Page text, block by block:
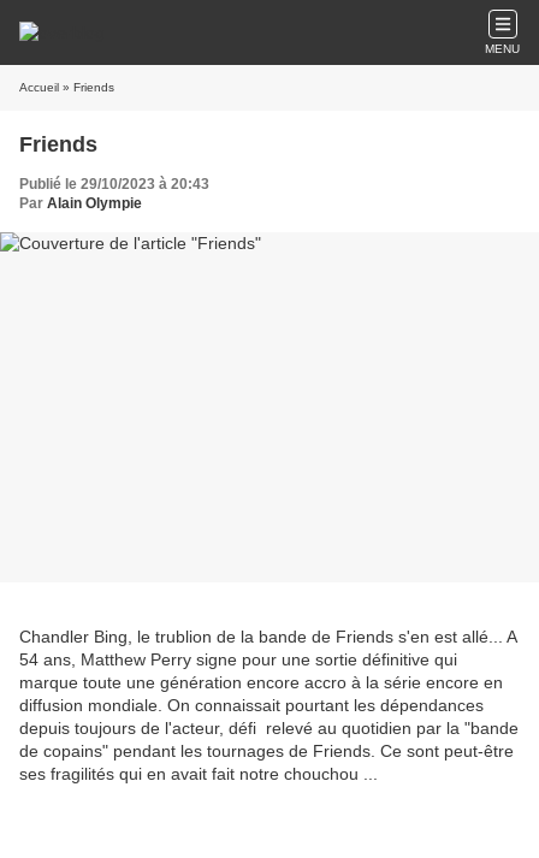
MENU
Accueil » Friends
Friends
Publié le 29/10/2023 à 20:43
Par Alain Olympie
Chandler Bing, le trublion de la bande de Friends s'en est allé... A
54 ans, Matthew Perry signe pour une sortie définitive qui
marque toute une génération encore accro à la série encore en
diffusion mondiale. On connaissait pourtant les dépendances
depuis toujours de l'acteur, défi relevé au quotidien par la "bande
de copains" pendant les tournages de Friends. Ce sont peut-être
ses fragilités qui en avait fait notre chouchou ...